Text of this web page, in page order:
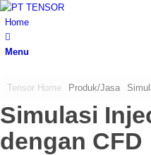
Home
Menu
Tensor Home Produk/Jasa
Simulasi
dengan CFD